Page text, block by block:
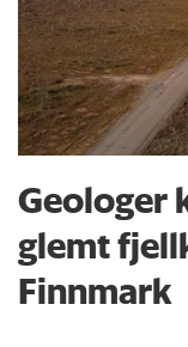
Geologer
glemt
Finnmark